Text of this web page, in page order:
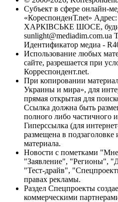
Субъект в сфере онлайн-
«КореспонденТ.net» Адрес:
ХАРКІВСЬКЕ ШОСЕ,
sunlight@mediadim.com.ua
Идентификатор медиа -
Использование любых
сайте, разрешается при
Корреспондент.net.
При копировании
Украины и мира», для
прямая открытая для
Ссылка должна быть
полного либо частичного
Гиперссылка (для
размещена в подзаголовке
материала.
Новости с пометками
"Заявление", "Регионы",
"Тест-драйв",
правах рекламы.
Раздел Спецпроекты
коммерческими